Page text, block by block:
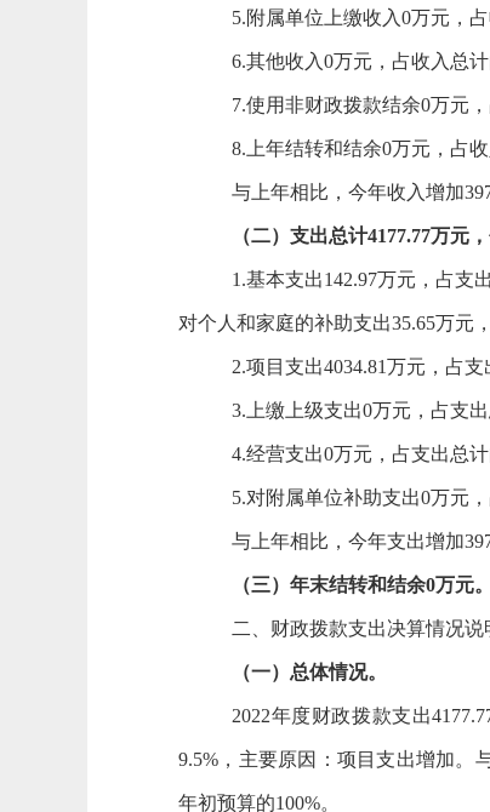
5.附属单位上缴收入0万元，
6.其他收入0万元，占收入总
7.使用非财政拨款结余0万元
8.上年结转和结余0万元，占
与上年相比，今年收入增加
（二）支出总计4177.77万元，
1.基本支出142.97万元，占支
对个人和家庭的补助支出35.65万元
2.项目支出4034.81万元，占支
3.上缴上级支出0万元，占支
4.经营支出0万元，占支出总
5.对附属单位补助支出0万元
与上年相比，今年支出增加
（三）年末结转和结余0万元。
二、财政拨款支出决算情况说
（一）总体情况。
2022年度财政拨款支出
9.5%，主要原因： 项目支出增加。
年初预算的100%。